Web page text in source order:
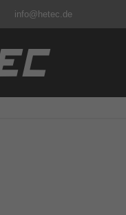
info@hetec.de